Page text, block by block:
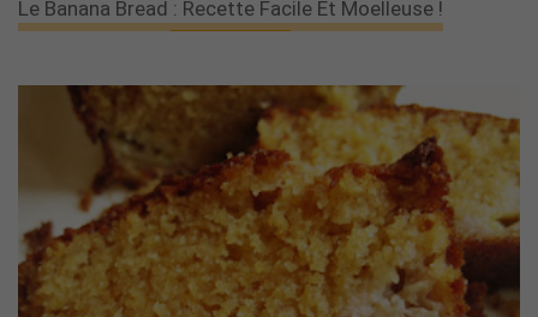
Le Banana Bread : Recette Facile Et Moelleuse !